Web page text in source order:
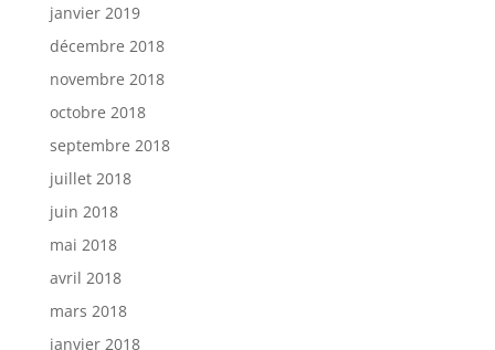
janvier 2019
décembre 2018
novembre 2018
octobre 2018
septembre 2018
juillet 2018
juin 2018
mai 2018
avril 2018
mars 2018
janvier 2018